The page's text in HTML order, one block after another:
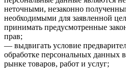
неточными, незаконно
необходимыми для заявленной
принимать предусмотренные
прав;
— выдвигать условие
обработке персональных данных
рынке товаров, работ и услуг;